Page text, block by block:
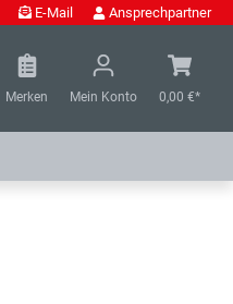
E-Mail Ansprechpartner
Merken Mein Konto 0,00 €*